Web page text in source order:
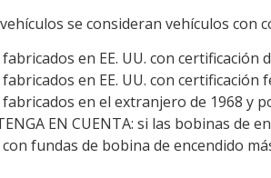
se consideran vehículos con
en EE. UU. con
en EE. UU. con certificación
en el extranjero de 1968 y
EN CUENTA: si las bobinas
fundas de bobina de encendido